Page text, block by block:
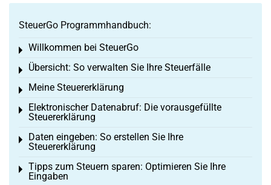
SteuerGo Programmhandbuch:
Willkommen bei SteuerGo
Toggle menu
Übersicht: So verwalten Sie Ihre Steuerfälle
Toggle menu
Meine Steuererklärung
Toggle menu
Elektronischer Datenabruf: Die vorausgefüllte
Steuererklärung
Toggle menu
Daten eingeben: So erstellen Sie Ihre
Steuererklärung
Toggle menu
Tipps zum Steuern sparen: Optimieren Sie Ihre
Eingaben
Toggle menu